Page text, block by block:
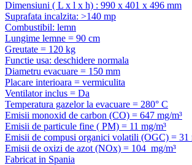
Dimensiuni ( L x l x h) : 990 x 401 x 496 mm
Suprafata incalzita: >140 mp
Combustibil: lemn
Lungime lemne = 90 cm
Greutate = 120 kg
Functie usa: deschidere normala
Diametru evacuare = 150 mm
Placare interioara = vermiculita
Ventilator inclus = Da
Temperatura gazelor la evacuare = 280° C
Emisii monoxid de carbon (CO) = 647 mg/m³
Emisii de particule fine ( PM) = 11 mg/m³
Emisii de compusi organici volatili (OGC) = 31
Emisii de oxizi de azot (NOx) = 104 mg/m³
Fabricat in Spania